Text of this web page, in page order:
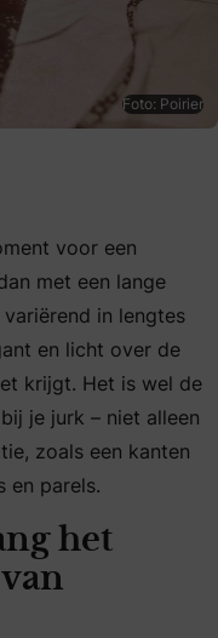
Foto: Poirier
voor een
met een lange
in lengtes
en licht over de
krijgt. Het is wel de
je jurk – niet alleen
zoals een kanten
en parels.
het